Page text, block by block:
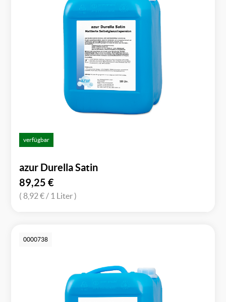
verfügbar
azur Durella Satin
89,25 €
( 8,92 €/ 1 Liter )
0000738